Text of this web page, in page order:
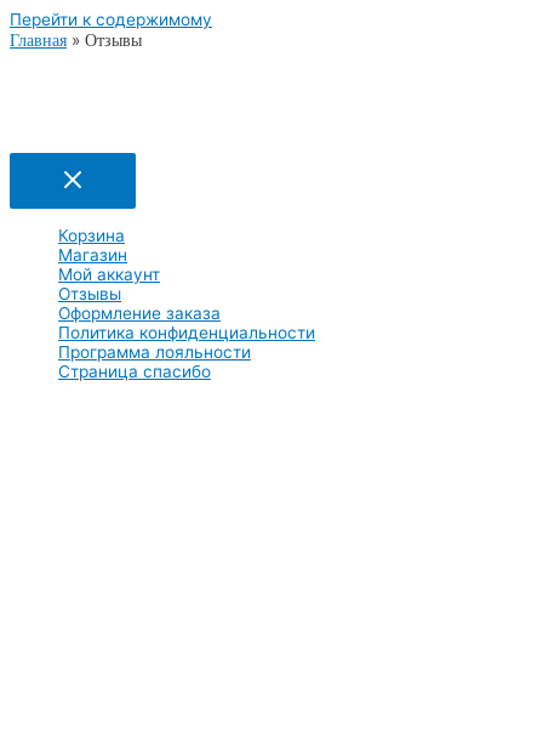
Перейти к содержимому
Главная Отзывы
Корзина
Магазин
Мой аккаунт
Отзывы
Оформление заказа
Политика конфиденциальности
Программа лояльности
Страница спасибо